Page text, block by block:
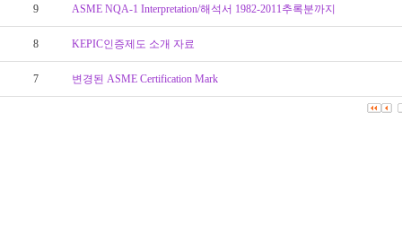
9 ASME NQA-1 Interpretation/해석서 1982-2011추록분까지
8 KEPIC인증제도 소개 자료
7 변경된 ASME Certification Mark